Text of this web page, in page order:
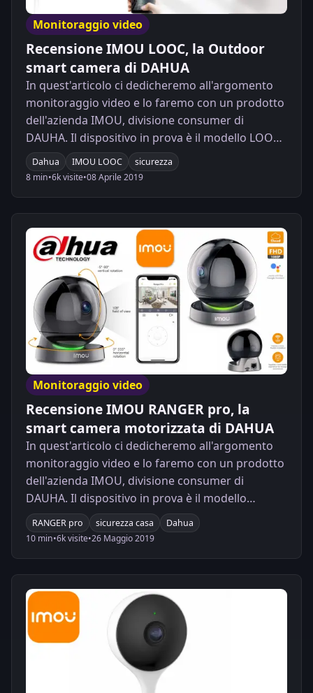
Monitoraggio video
Recensione IMOU LOOC, la Outdoor
smart camera di DAHUA
In quest'articolo ci dedicheremo all'argomento
monitoraggio video e lo faremo con un prodotto
dell'azienda IMOU, divisione consumer di
DAUHA. Il dispositivo in prova è il modello LOOC,
una ipCAM outdoor veramente completa! Codice
Sconto all'interno dell'articolo!
Dahua IMOU LOOC
sicurezza
8 min•6k visite•08 Aprile 2019
Monitoraggio video
Recensione IMOU RANGER pro, la
smart camera motorizzata di DAHUA
In quest'articolo ci dedicheremo all'argomento
monitoraggio video e lo faremo con un prodotto
dell'azienda IMOU, divisione consumer di
DAUHA. Il dispositivo in prova è il modello
RANGER pro, una ipCAM motorizzata da interni
con la fantastica modalità SMART tracking.
RANGER pro sicurezza casa
Dahua
10 min•6k visite•26 Maggio 2019